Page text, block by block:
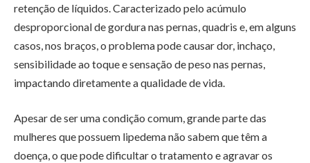
retenção de líquidos. Caracterizado pelo acúmulo
desproporcional de gordura nas pernas, quadris e, em alguns
casos, nos braços, o problema pode causar dor, inchaço,
sensibilidade ao toque e sensação de peso nas pernas,
impactando diretamente a qualidade de vida.
Apesar de ser uma condição comum, grande parte das
mulheres que possuem lipedema não sabem que têm a
doença, o que pode dificultar o tratamento e agravar os